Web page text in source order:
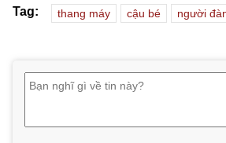
Tag: thang máy cậu bé người